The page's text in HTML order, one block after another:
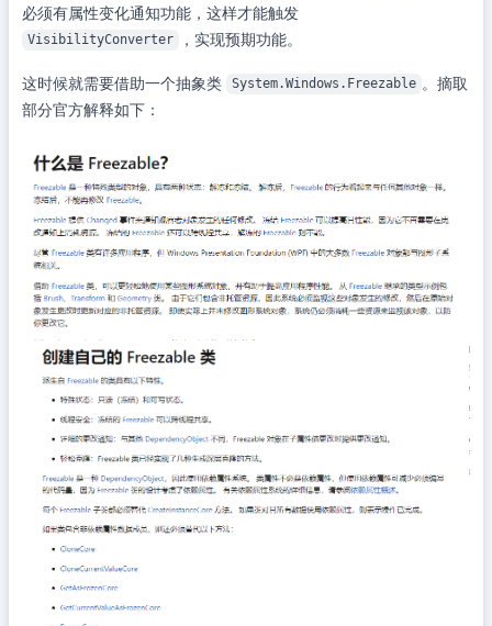
必须有属性变化通知功能，这样才能触发
VisibilityConverter ，实现预期功能。
这时候就需要借助一个抽象类 System.Windows.Freezable 。摘取
部分官方解释如下：